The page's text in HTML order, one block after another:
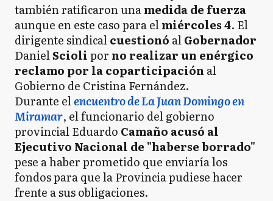
también ratificaron unamedida de fuerza
aunque en este caso para elmiércoles 4. El
dirigente sindicalcuestionó alGobernador
DanielSciolipor no realizar un enérgico
reclamo por la coparticipación al
Gobierno de Cristina Fernández.
Durante elencuentro de La Juan Domingo en
Miramar, el funcionario del gobierno
provincial Eduardo Camaño acusó al
Ejecutivo Nacional de "haberse borrado"
pese a haber prometido que enviaría los
fondos para que la Provincia pudiese hacer
frente a sus obligaciones.